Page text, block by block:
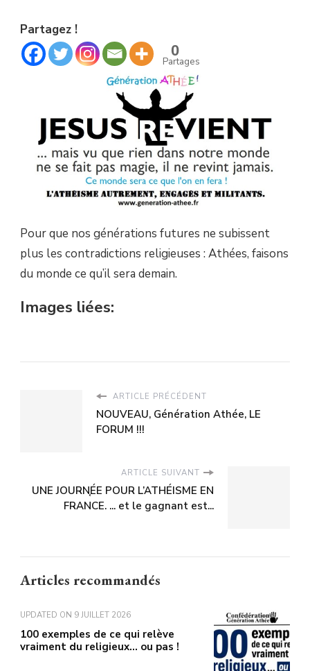
Partagez !
0
Partages
Pour que nos générations futures ne subissent
plus les contradictions religieuses : Athées, faisons
du monde ce qu’il sera demain.
Images liées:
ARTICLE PRÉCÉDENT
NOUVEAU, Génération Athée, LE
FORUM !!!
ARTICLE SUIVANT
UNE JOURN֤ÉE POUR L’ATHÉISME EN
FRANCE. ... et le gagnant est...
Articles recommandés
UPDATED ON 9 JUILLET 2026
100 exemples de ce qui relève
vraiment du religieux… ou pas !